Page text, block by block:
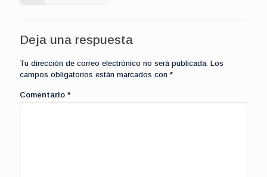
Deja una respuesta
Tu dirección de correo electrónico no será publicada. Los
campos obligatorios están marcados con *
Comentario *